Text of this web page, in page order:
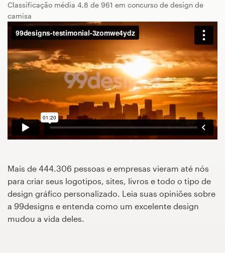
Classificação média 4,8 de 961 em concurso de design de
camisa
Mais de 444.306 pessoas e empresas vieram até nós
para criar seus logotipos, sites, livros e todo o tipo de
design gráfico personalizado. Leia suas opiniões sobre
a 99designs e entenda como um excelente design
mudou a vida deles.
Serviços
de
design
Concursos de designs
Projetos 1-para-1
Encontre um designer
Veja inspirações
99designs Pro